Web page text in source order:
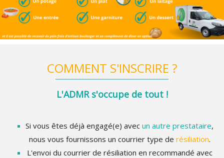
COMMENT S'INSCRIRE ?
L'ADMR s'occupe de tout !
Si vous êtes déjà engagé(e) avec un autre prestataire,
nous vous fournissons un courrier type de résiliation.
L'envoi du courrier de résiliation en recommandé avec